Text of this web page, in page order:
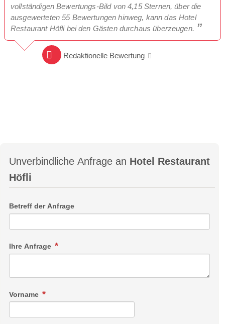
vollständigen Bewertungs-Bild von 4,15 Sternen, über die
ausgewerteten 55 Bewertungen hinweg, kann das Hotel
Restaurant Höfli bei den Gästen durchaus überzeugen.
Redaktionelle Bewertung
Unverbindliche Anfrage an Hotel Restaurant
Höfli
Betreff der Anfrage
Ihre Anfrage
Vorname